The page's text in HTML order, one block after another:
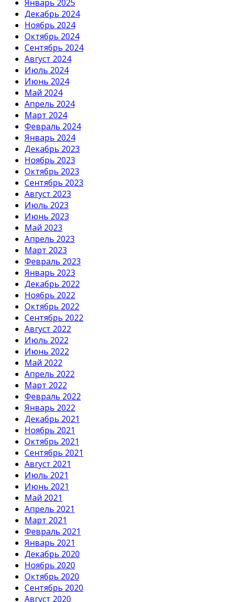
Январь 2025
Декабрь 2024
Ноябрь 2024
Октябрь 2024
Сентябрь 2024
Август 2024
Июль 2024
Июнь 2024
Май 2024
Апрель 2024
Март 2024
Февраль 2024
Январь 2024
Декабрь 2023
Ноябрь 2023
Октябрь 2023
Сентябрь 2023
Август 2023
Июль 2023
Июнь 2023
Май 2023
Апрель 2023
Март 2023
Февраль 2023
Январь 2023
Декабрь 2022
Ноябрь 2022
Октябрь 2022
Сентябрь 2022
Август 2022
Июль 2022
Июнь 2022
Май 2022
Апрель 2022
Март 2022
Февраль 2022
Январь 2022
Декабрь 2021
Ноябрь 2021
Октябрь 2021
Сентябрь 2021
Август 2021
Июль 2021
Июнь 2021
Май 2021
Апрель 2021
Март 2021
Февраль 2021
Январь 2021
Декабрь 2020
Ноябрь 2020
Октябрь 2020
Сентябрь 2020
Август 2020